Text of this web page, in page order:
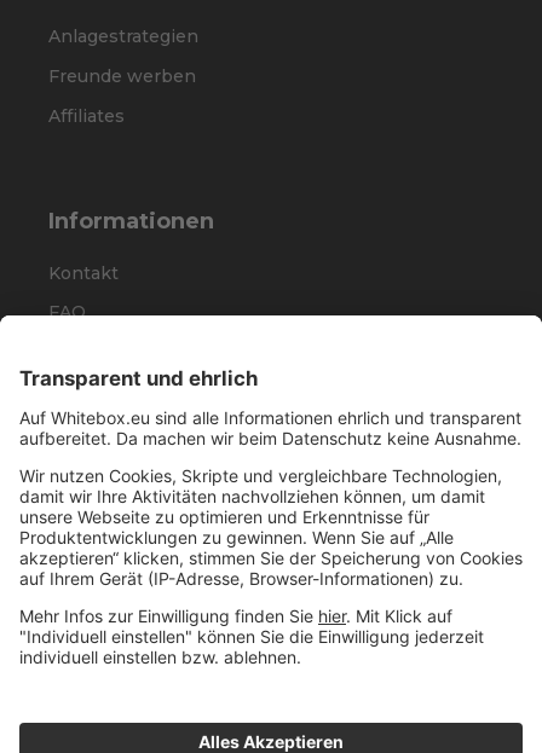
Anlagestrategien
Freunde werben
Affiliates
Informationen
Kontakt
FAQ
Presse
Rechtliches
Impressum
Datenschutz
Nutzungs-
bedingungen